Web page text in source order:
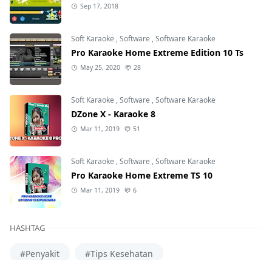
Sep 17, 2018
Soft Karaoke ,Software ,Software Karaoke
Pro Karaoke Home Extreme Edition 10 Ts
May 25, 2020 28
Soft Karaoke ,Software ,Software Karaoke
DZone X - Karaoke 8
Mar 11, 2019 51
Soft Karaoke ,Software ,Software Karaoke
Pro Karaoke Home Extreme TS 10
Mar 11, 2019 6
HASHTAG
#Penyakit #Tips Kesehatan